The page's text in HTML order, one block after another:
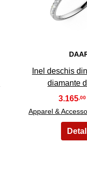
Inel deschis
diamante
3.165,00
Apparel &